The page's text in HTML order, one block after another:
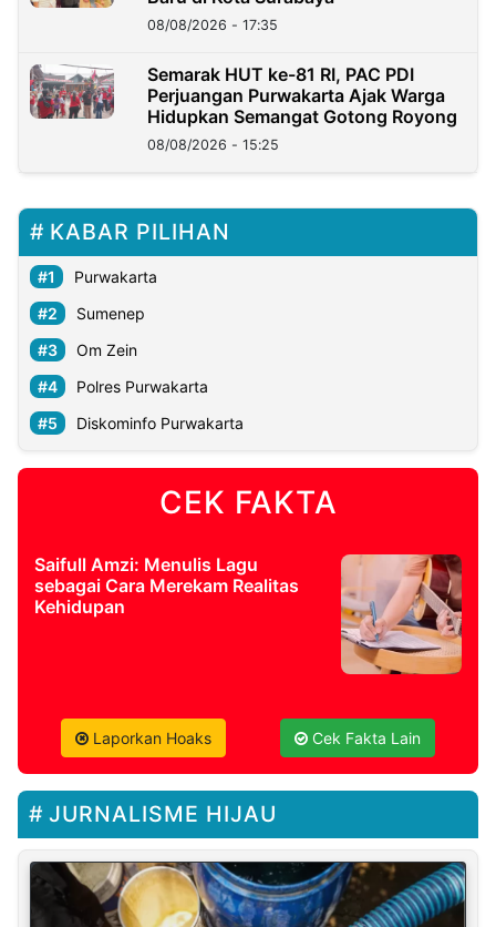
08/08/2026 - 17:35
Semarak HUT ke-81 RI, PAC PDI
Perjuangan Purwakarta Ajak Warga
Hidupkan Semangat Gotong Royong
08/08/2026 - 15:25
KABAR PILIHAN
Purwakarta
Sumenep
Om Zein
Polres Purwakarta
Diskominfo Purwakarta
CEK FAKTA
Saifull Amzi: Menulis Lagu
sebagai Cara Merekam Realitas
Kehidupan
Laporkan Hoaks Cek Fakta Lain
JURNALISME HIJAU